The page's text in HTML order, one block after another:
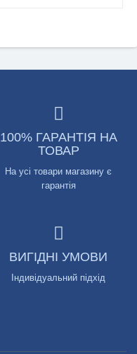
100% ГАРАНТІЯ НА
ТОВАР
На усі товари магазину є
гарантія
ВИГІДНІ УМОВИ
Індивідуальний підхід